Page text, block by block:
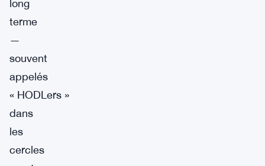
long
terme
—
souvent
appelés
« HODLers »
dans
les
cercles